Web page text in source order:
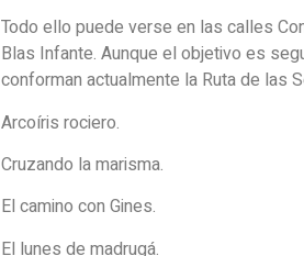
Todo ello puede verse en las calles
Blas Infante. Aunque el objetivo es
conforman actualmente la Ruta de las
Arcoíris rociero.
Cruzando la marisma.
El camino con Gines.
El lunes de madrugá.